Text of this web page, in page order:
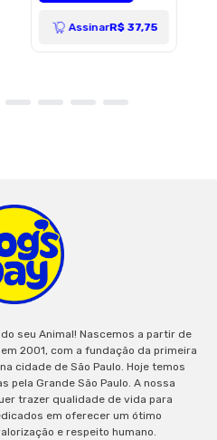
AssinarR$ 37,75
seu Animal! Nascemos a partir de
2001, com a fundação da primeira
cidade de São Paulo. Hoje temos
pela Grande São Paulo. A nossa
trazer qualidade de vida para
em oferecer um ótimo
e respeito humano.